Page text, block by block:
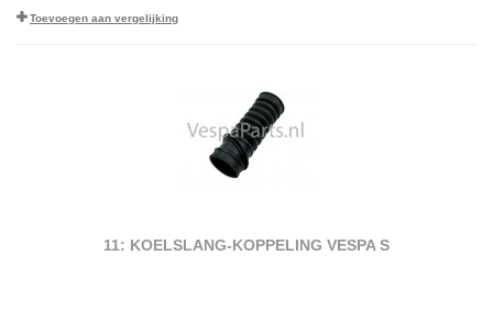
Toevoegen aan vergelijking
11: KOELSLANG-KOPPELING VESPA S